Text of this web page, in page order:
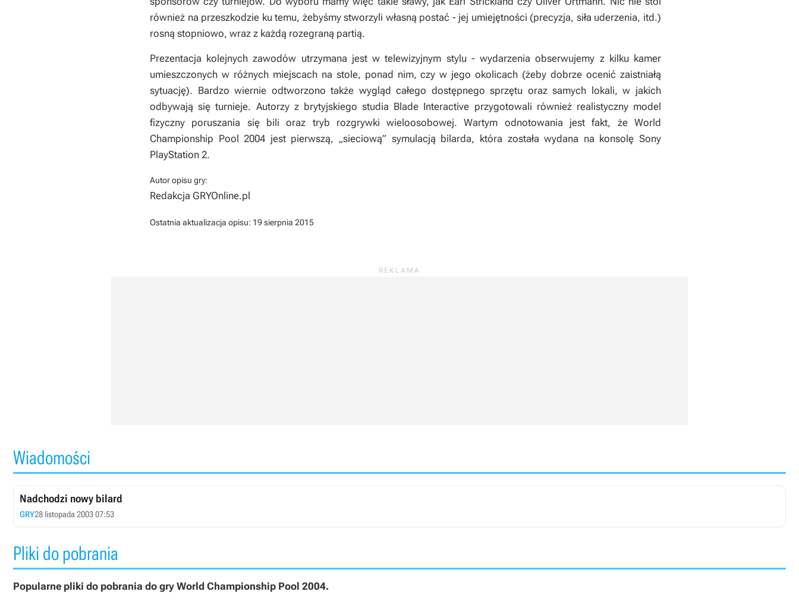
również na przeszkodzie ku temu, żebyśmy stworzyli własną postać - jej umiejętności (precyzja, siła uderzenia, itd.)
rosną stopniowo, wraz z każdą rozegraną partią.
Prezentacja kolejnych zawodów utrzymana jest w telewizyjnym stylu - wydarzenia obserwujemy z kilku kamer
umieszczonych w różnych miejscach na stole, ponad nim, czy w jego okolicach (żeby dobrze ocenić zaistniałą
sytuację). Bardzo wiernie odtworzono także wygląd całego dostępnego sprzętu oraz samych lokali, w jakich
odbywają się turnieje. Autorzy z brytyjskiego studia Blade Interactive przygotowali również realistyczny model
fizyczny poruszania się bili oraz tryb rozgrywki wieloosobowej. Wartym odnotowania jest fakt, że World
Championship Pool 2004 jest pierwszą, „sieciową” symulacją bilarda, która została wydana na konsolę Sony
PlayStation 2.
Autor opisu gry:
Redakcja GRYOnline.pl
Ostatnia aktualizacja opisu: 19 sierpnia 2015
Wiadomości
Nadchodzi nowy bilard
GRY28 listopada 2003 07:53
Pliki do pobrania
Popularne pliki do pobrania do gry World Championship Pool 2004.